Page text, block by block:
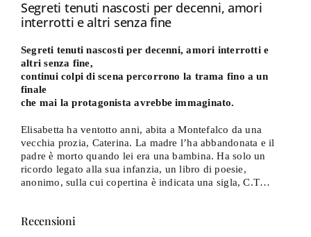
quantità
a
€ 15,00
Segreti tenuti nascosti per decenni, amori
interrotti e altri senza fine
Segreti tenuti nascosti per decenni, amori interrotti e
altri senza fine,
continui colpi di scena percorrono la trama fino a un
finale
che mai la protagonista avrebbe immaginato.
Elisabetta ha ventotto anni, abita a Montefalco da una
vecchia prozia, Caterina. La madre l’ha abbandonata e il
padre è morto quando lei era una bambina. Ha solo un
ricordo legato alla sua infanzia, un libro di poesie,
anonimo, sulla cui copertina è indicata una sigla, C.T…
Recensioni